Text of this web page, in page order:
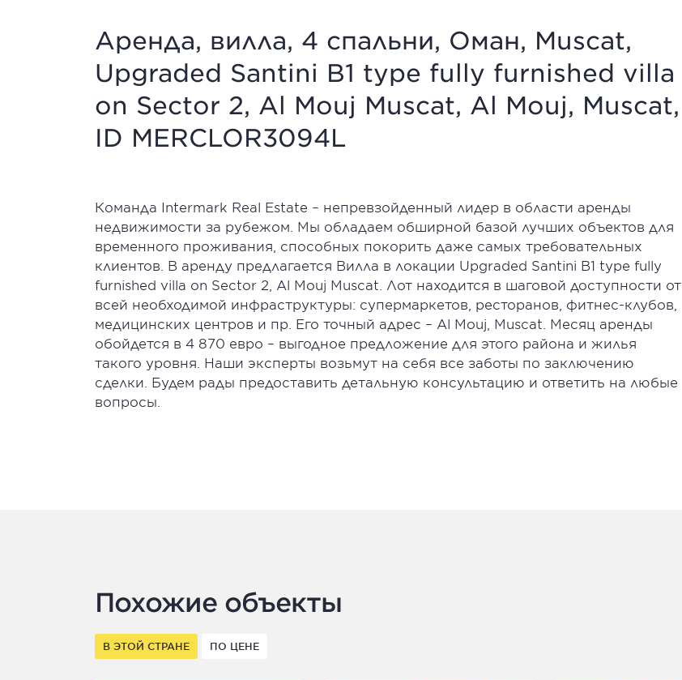
Аренда, вилла, 4 спальни, Оман, Muscat,
Upgraded Santini B1 type fully furnished villa
on Sector 2, Al Mouj Muscat, Al Mouj, Muscat,
ID MERCLOR3094L
Команда Intermark Real Estate – непревзойденный лидер в области аренды
недвижимости за рубежом. Мы обладаем обширной базой лучших объектов для
временного проживания, способных покорить даже самых требовательных
клиентов. В аренду предлагается Вилла в локации Upgraded Santini B1 type fully
furnished villa on Sector 2, Al Mouj Muscat. Лот находится в шаговой доступности от
всей необходимой инфраструктуры: супермаркетов, ресторанов, фитнес-клубов,
медицинских центров и пр. Его точный адрес – Al Mouj, Muscat. Месяц аренды
обойдется в 4 870 евро – выгодное предложение для этого района и жилья
такого уровня. Наши эксперты возьмут на себя все заботы по заключению
сделки. Будем рады предоставить детальную консультацию и ответить на любые
вопросы.
Похожие объекты
В ЭТОЙ СТРАНЕ ПО ЦЕНЕ